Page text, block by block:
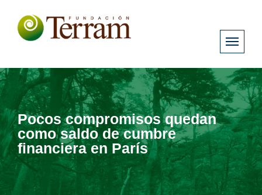
Pocos compromisos quedan
como saldo de cumbre
financiera en París